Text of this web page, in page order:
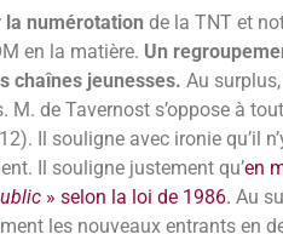
la numérotation de la TNT et
en la matière. Un
chaînes jeunesses. Au
M. de Tavernost s’oppose à
Il souligne avec ironie qu’il
Il souligne justement qu’en
» selon la loi de 1986. Au
les nouveaux entrants en